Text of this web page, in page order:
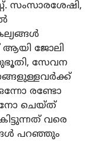
സംസാരശേഷി,
ആയി ജോലി
സേവന
രണ്ടോ
ചെയ്ത്
വരെ
പറഞ്ഞും